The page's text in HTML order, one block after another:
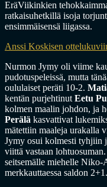
EräViikinkien
ratkaisuhetkillä isoja
ensimmäisensä liigassa.
Anssi Koskisen
Nurmon Jymy oli viime
pudotuspeleissä, mutta
oululaiset peräti 10-2.
kentän purjehtinut Eetu
kolmen maalin johdon, ja
Perälä kasvattivat
mätettiin maaleja urakalla
Jymy osui kolmesti tyhjiin
viittä vastaan
seitsemälle miehelle Niko-
merkkauttaessa saldon 2+1.